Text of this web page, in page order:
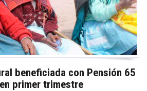
beneficiada con Pensión 65
primer trimestre